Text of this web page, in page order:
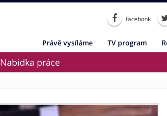
facebook
Právě vysíláme TV program
Nabídka práce